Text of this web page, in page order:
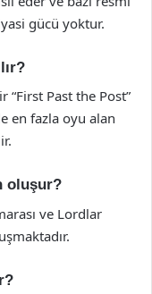
gücü yoktur.
“First Past the Post”
en fazla oyu alan
oluşur?
ve Lordlar